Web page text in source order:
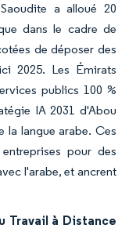
a alloué 20
dans le cadre de
de déposer des
2025. Les Émirats
publics 100 %
IA 2031 d'Abou
la langue arabe. Ces
pour des
l'arabe, et ancrent
Travail à Distance